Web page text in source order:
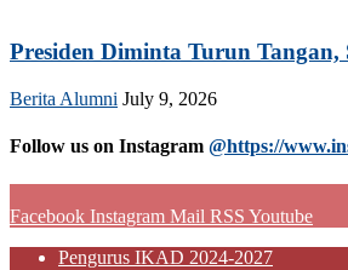
Presiden Diminta Turun
Berita Alumni July 9, 2026
Follow us on Instagram @https://
Facebook Instagram Mail RSS Youtube
Pengurus IKAD 2024-2027